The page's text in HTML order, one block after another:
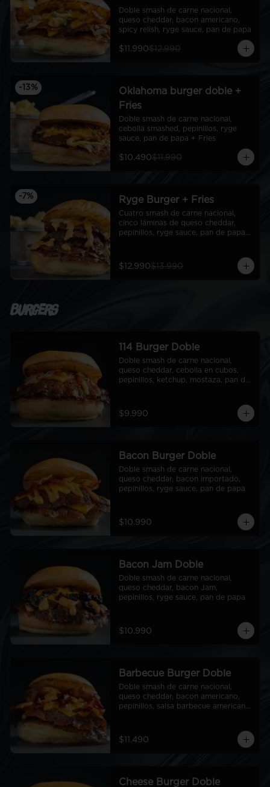
Doble smash de carne nacional,
queso cheddar, bacon americano,
spicy relish, ryge sauce, pan de papa
$11.990$12.990
-13%
Oklahoma burger doble +
Fries
Doble smash de carne nacional,
cebolla smashed, pepinillos, ryge
sauce, pan de papa + Fries
$10.490$11.990
-7% Ryge Burger + Fries
Cuatro smash de carne nacional,
cinco láminas de queso cheddar,
pepinillos, ryge sauce, pan de papa +
$12.990$13.990
Burgers
114 Burger Doble
Doble smash de carne nacional,
queso cheddar, cebolla en cubos,
pepinillos, ketchup, mostaza, pan de
$9.990
Bacon Burger Doble
Doble smash de carne nacional,
queso cheddar, bacon importado,
pepinillos, ryge sauce, pan de papa
$10.990
Bacon Jam Doble
Doble smash de carne nacional,
queso cheddar, bacon Jam,
pepinillos, ryge sauce, pan de papa
$10.990
Barbecue Burger Doble
Doble smash de carne nacional,
queso cheddar, bacon americano,
pepinillos, salsa barbecue americana,
$11.490
Cheese Burger Doble